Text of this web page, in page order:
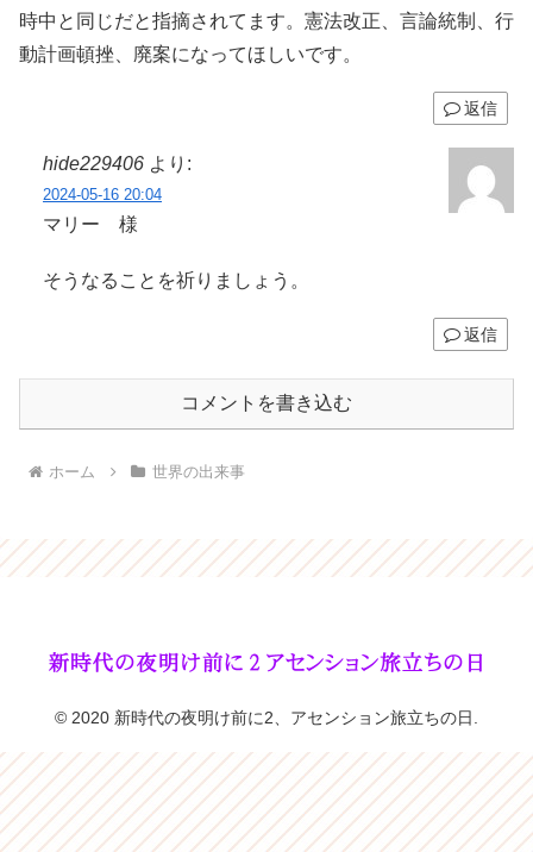
時中と同じだと指摘されてます。憲法改正、言論統制、行
動計画頓挫、廃案になってほしいです。
返信
hide229406 より:
2024-05-16 20:04
マリー 様
そうなることを祈りましょう。
返信
コメントを書き込む
ホーム 世界の出来事
© 2020 新時代の夜明け前に2、アセンション旅立ちの日.